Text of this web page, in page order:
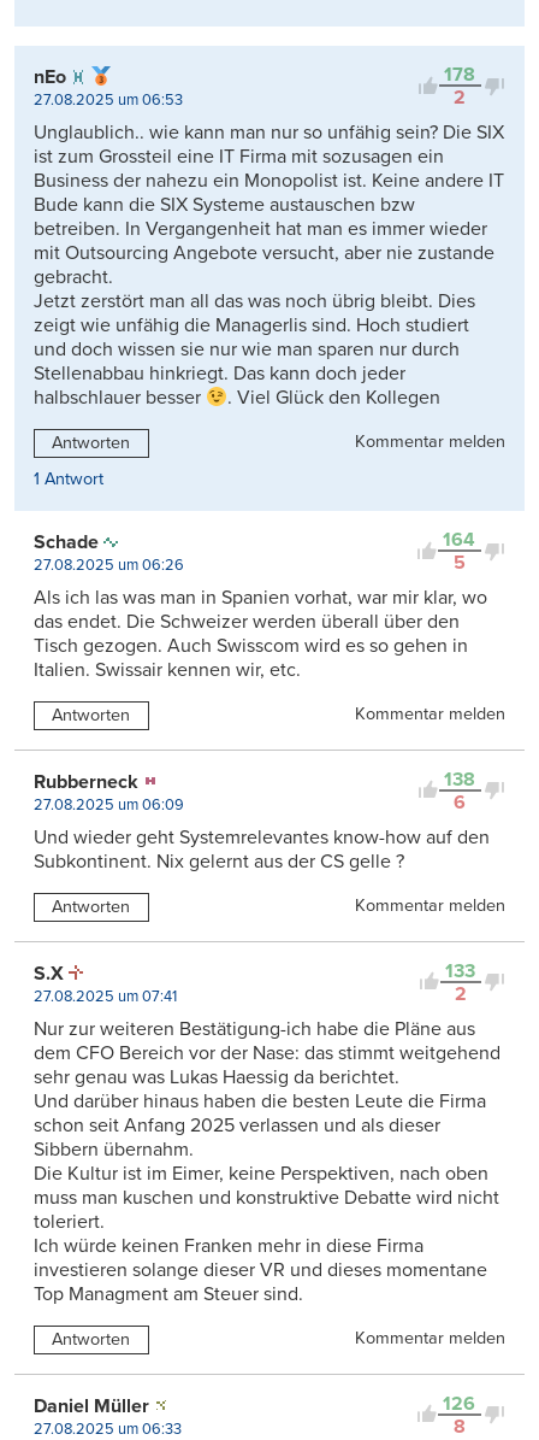
178
2
nEo
27.08.2025 um 06:53
Unglaublich.. wie kann man nur so unfähig sein? Die SIX
ist zum Grossteil eine IT Firma mit sozusagen ein
Business der nahezu ein Monopolist ist. Keine andere IT
Bude kann die SIX Systeme austauschen bzw
betreiben. In Vergangenheit hat man es immer wieder
mit Outsourcing Angebote versucht, aber nie zustande
gebracht.
Jetzt zerstört man all das was noch übrig bleibt. Dies
zeigt wie unfähig die Managerlis sind. Hoch studiert
und doch wissen sie nur wie man sparen nur durch
Stellenabbau hinkriegt. Das kann doch jeder
halbschlauer besser
. Viel Glück den Kollegen
Antworten
Kommentar melden
1 Antwort
164
5
Schade
27.08.2025 um 06:26
Als ich las was man in Spanien vorhat, war mir klar, wo
das endet. Die Schweizer werden überall über den
Tisch gezogen. Auch Swisscom wird es so gehen in
Italien. Swissair kennen wir, etc.
Antworten Kommentar melden
138
6
Rubberneck
27.08.2025 um 06:09
Und wieder geht Systemrelevantes know-how auf den
Subkontinent. Nix gelernt aus der CS gelle ?
Antworten Kommentar melden
133
2
S.X
27.08.2025 um 07:41
Nur zur weiteren Bestätigung-ich habe die Pläne aus
dem CFO Bereich vor der Nase: das stimmt weitgehend
sehr genau was Lukas Haessig da berichtet.
Und darüber hinaus haben die besten Leute die Firma
schon seit Anfang 2025 verlassen und als dieser
Sibbern übernahm.
Die Kultur ist im Eimer, keine Perspektiven, nach oben
muss man kuschen und konstruktive Debatte wird nicht
toleriert.
Ich würde keinen Franken mehr in diese Firma
investieren solange dieser VR und dieses momentane
Top Managment am Steuer sind.
Antworten Kommentar melden
126
8
Daniel Müller
27.08.2025 um 06:33